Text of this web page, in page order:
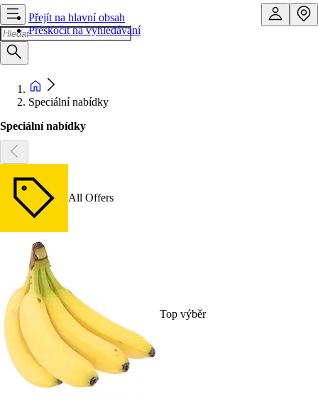
Přejít na hlavní obsah
Přeskočit na vyhledávání
Speciální nabídky
Speciální nabídky
All Offers
Top výběr